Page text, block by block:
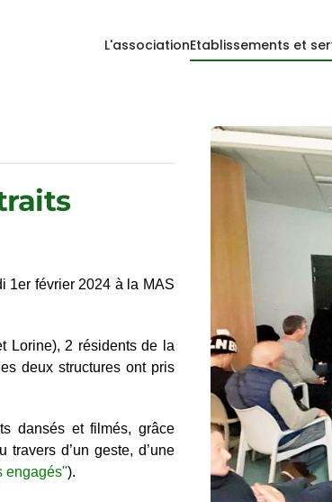
L'associationEtablissements et
1er février 2024 à la MAS
Lorine), 2 résidents de la
deux structures ont pris
dansés et filmés, grâce
d’un geste, d’une
engagés").